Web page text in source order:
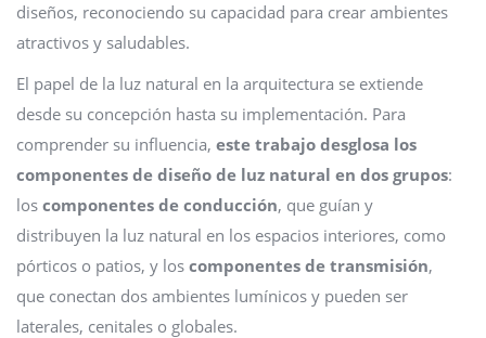
diseños, reconociendo su capacidad para crear ambientes
atractivos y saludables.
El papel de la luz natural en la arquitectura se extiende
desde su concepción hasta su implementación. Para
comprender su influencia, este trabajo desglosa los
componentes de diseño de luz natural en dos grupos:
los componentes de conducción, que guían y
distribuyen la luz natural en los espacios interiores, como
pórticos o patios, y los componentes de transmisión,
que conectan dos ambientes lumínicos y pueden ser
laterales, cenitales o globales.